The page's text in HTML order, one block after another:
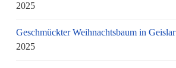
2025
Geschmückter Weihnachtsbaum in Geislar
2025